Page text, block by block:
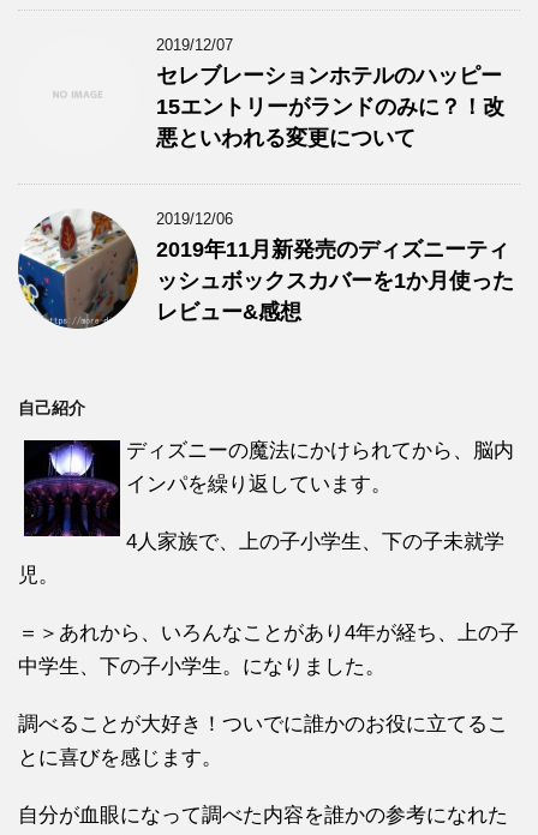
2019/12/07
セレブレーションホテルのハッピー
15エントリーがランドのみに？！改
悪といわれる変更について
2019/12/06
2019年11月新発売のディズニーティ
ッシュボックスカバーを1か月使った
レビュー&感想
自己紹介
ディズニーの魔法にかけられてから、脳内
インパを繰り返しています。
4人家族で、上の子小学生、下の子未就学
児。
＝＞あれから、いろんなことがあり4年が経ち、上の子
中学生、下の子小学生。になりました。
調べることが大好き！ついでに誰かのお役に立てるこ
とに喜びを感じます。
自分が血眼になって調べた内容を誰かの参考になれた